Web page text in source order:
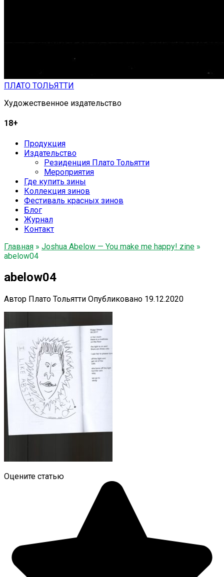
ПЛАТО ТОЛЬЯТТИ
Художественное издательство
18+
Продукция
Издательство
Резиденция Плато Тольятти
Мероприятия
Где купить зины
Коллекция зинов
Фестиваль красных зинов
Блог
Журнал
Контакт
Главная » Joshua Abelow — You make me happy! zine »
abelow04
abelow04
Автор Плато Тольятти Опубликовано 19.12.2020
Оцените статью